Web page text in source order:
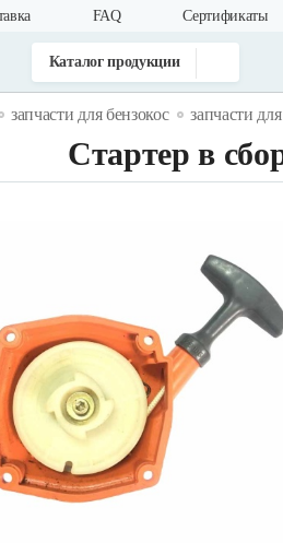
FAQ Cертификаты
Каталог продукции
запчасти для бензокос запчасти
Стартер в